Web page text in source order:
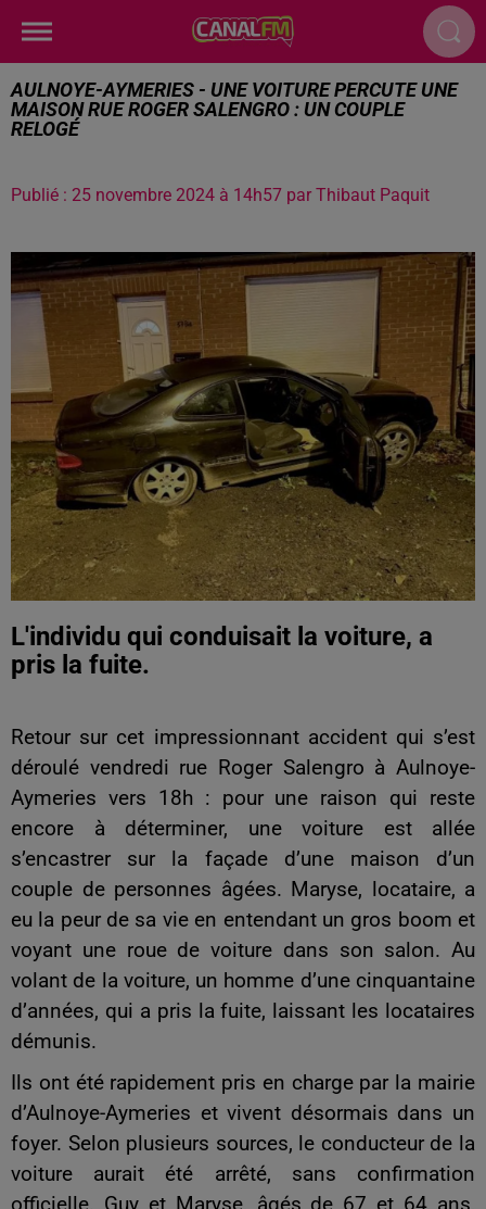
AULNOYE-AYMERIES - UNE VOITURE PERCUTE UNE
MAISON RUE ROGER SALENGRO : UN COUPLE
RELOGÉ
Publié : 25 novembre 2024 à 14h57 par Thibaut Paquit
L'individu qui conduisait la voiture, a
pris la fuite.
Retour sur cet impressionnant accident qui s’est
déroulé vendredi rue Roger Salengro à Aulnoye-
Aymeries vers 18h : pour une raison qui reste
encore à déterminer, une voiture est allée
s’encastrer sur la façade d’une maison d’un
couple de personnes âgées. Maryse, locataire, a
eu la peur de sa vie en entendant un gros boom et
voyant une roue de voiture dans son salon. Au
volant de la voiture, un homme d’une cinquantaine
d’années, qui a pris la fuite, laissant les locataires
démunis.
Ils ont été rapidement pris en charge par la mairie
d’Aulnoye-Aymeries et vivent désormais dans un
foyer. Selon plusieurs sources, le conducteur de la
voiture aurait été arrêté, sans confirmation